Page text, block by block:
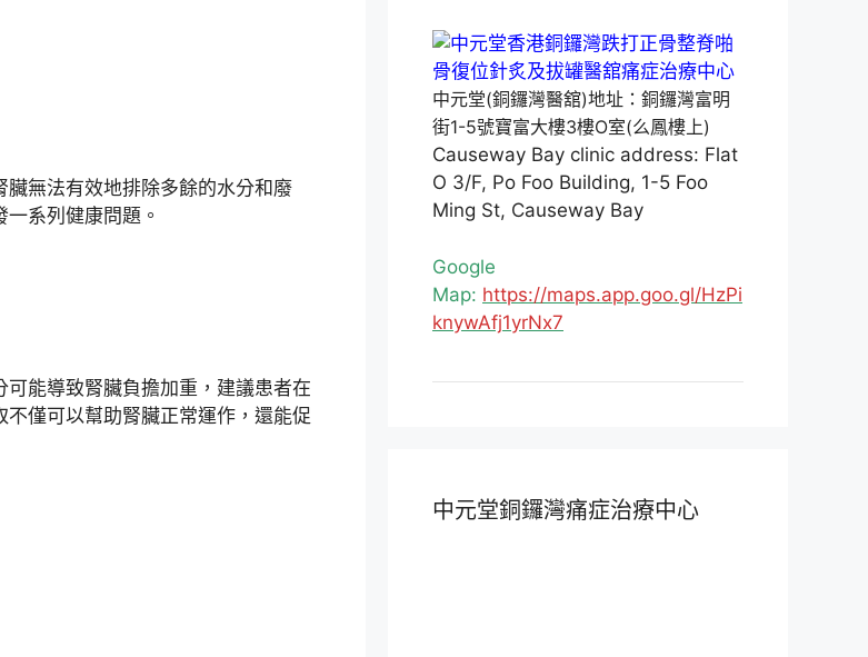
無法有效地排除多餘的水分和廢
系列健康問題。
能導致腎臟負擔加重，建議患者在
僅可以幫助腎臟正常運作，還能促
中元堂(銅鑼灣醫舘)地址：銅鑼灣富明
街1-5號寶富大樓3樓O室(么鳳樓上)
Causeway Bay clinic address: Flat
O 3/F, Po Foo Building, 1-5 Foo
Ming St, Causeway Bay
Google
Map: https://maps.app.goo.gl/HzPi
knywAfj1yrNx7
中元堂銅鑼灣痛症治療中心